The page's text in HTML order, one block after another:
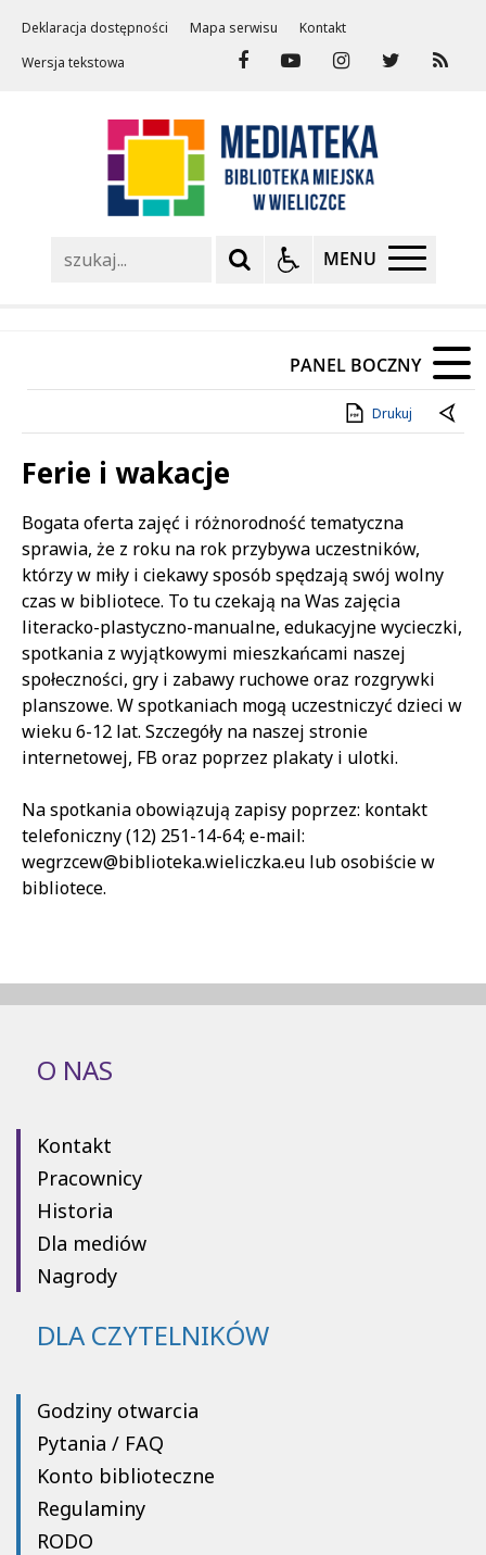
Deklaracja dostępności Mapa serwisu
Kontakt
Wersja tekstowa
MENU
PANEL BOCZNY
Drukuj
Ferie i wakacje
Treść
Bogata oferta zajęć i różnorodność tematyczna
sprawia, że z roku na rok przybywa uczestników,
którzy w miły i ciekawy sposób spędzają swój wolny
czas w bibliotece. To tu czekają na Was zajęcia
literacko-plastyczno-manualne, edukacyjne wycieczki,
spotkania z wyjątkowymi mieszkańcami naszej
społeczności, gry i zabawy ruchowe oraz rozgrywki
planszowe. W spotkaniach mogą uczestniczyć dzieci w
wieku 6-12 lat. Szczegóły na naszej stronie
internetowej, FB oraz poprzez plakaty i ulotki.
Na spotkania obowiązują zapisy poprzez: kontakt
telefoniczny (12) 251-14-64; e-mail:
wegrzcew@biblioteka.wieliczka.eu lub osobiście w
bibliotece.
O NAS
Kontakt
Pracownicy
Historia
Dla mediów
Nagrody
DLA CZYTELNIKÓW
Godziny otwarcia
Pytania / FAQ
Konto biblioteczne
Regulaminy
RODO